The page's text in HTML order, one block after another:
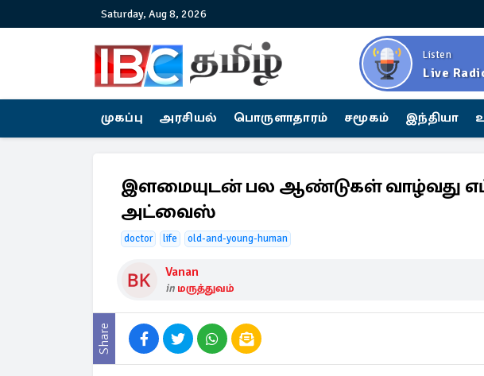
Saturday, Aug 8, 2026
Listen
Live
முகப்பு அரசியல் பொருளாதாரம் சமூகம் இந்தியா
இளமையுடன் பல ஆண்டுகள் வாழ்வது
அட்வைஸ்
doctor life old-and-young-human
Vanan
in மருத்துவம்
Share